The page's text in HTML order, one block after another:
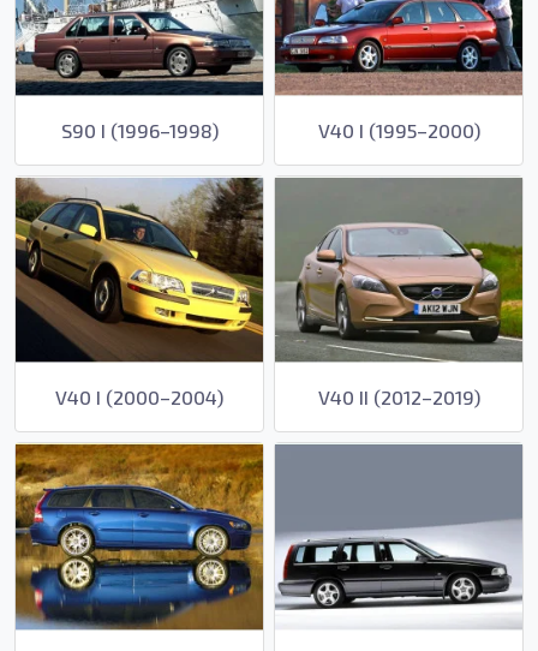
S90 I (1996–1998) V40 I (1995–2000)
V40 I (2000–2004) V40 II (2012–2019)